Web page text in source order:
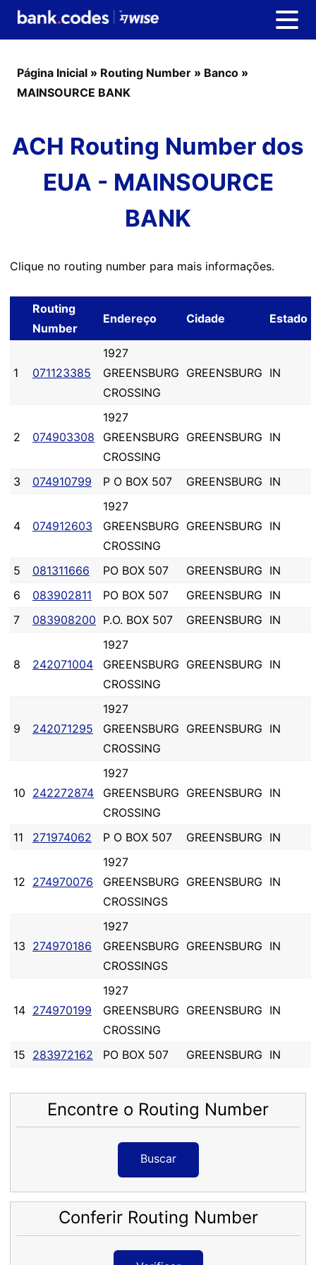
Página Inicial » Routing Number » Banco »
MAINSOURCE BANK
ACH Routing Number dos
EUA - MAINSOURCE
BANK
Clique no routing number para mais informações.
Routing
Number
Endereço Cidade Estado
1 071123385
1927
GREENSBURG
CROSSING
GREENSBURG IN
2 074903308
1927
GREENSBURG
CROSSING
GREENSBURG IN
3 074910799 P O BOX 507 GREENSBURG IN
4 074912603
1927
GREENSBURG
CROSSING
GREENSBURG IN
5 081311666 PO BOX 507 GREENSBURG IN
6
083902811 PO BOX 507 GREENSBURG IN
7
083908200 P.O. BOX 507 GREENSBURG IN
8 242071004
1927
GREENSBURG
CROSSING
GREENSBURG IN
9 242071295
1927
GREENSBURG
CROSSING
GREENSBURG IN
10 242272874
1927
GREENSBURG
CROSSING
GREENSBURG IN
11 271974062 P O BOX 507 GREENSBURG IN
12 274970076
1927
GREENSBURG
CROSSINGS
GREENSBURG IN
13 274970186
1927
GREENSBURG
CROSSINGS
GREENSBURG IN
14 274970199
1927
GREENSBURG
CROSSING
GREENSBURG IN
15 283972162 PO BOX 507 GREENSBURG IN
Encontre o Routing Number
Buscar
Conferir Routing Number